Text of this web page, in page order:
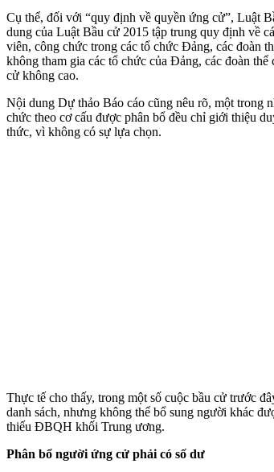
Cụ thể, đối với “quy định về quyền ứng cử”, Luật
dung của Luật Bầu cử 2015 tập trung quy định về
viên, công chức trong các tổ chức Đảng, các đoàn
không tham gia các tổ chức của Đảng, các đoàn
cử không cao.
Nội dung Dự thảo Báo cáo cũng nêu rõ, một trong
chức theo cơ cấu được phân bổ đều chỉ giới thiệu
thức, vì không có sự lựa chọn.
Thực tế cho thấy, trong một số cuộc bầu cử trước
danh sách, nhưng không thể bổ sung người khác
thiếu ĐBQH khối Trung ương.
Phân bổ người ứng cử phải có số dư